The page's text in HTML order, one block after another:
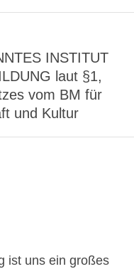
INSTITUT
laut §1,
vom BM für
und Kultur
ist uns ein großes